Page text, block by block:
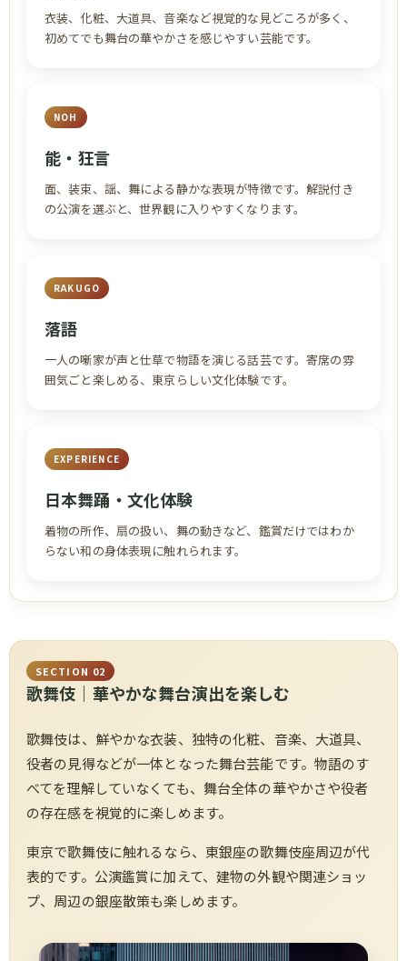
衣装、化粧、大道具、音楽など視覚的な見どころが多く、
初めてでも舞台の華やかさを感じやすい芸能です。
NOH
能・狂言
面、装束、謡、舞による静かな表現が特徴です。解説付き
の公演を選ぶと、世界観に入りやすくなります。
RAKUGO
落語
一人の噺家が声と仕草で物語を演じる話芸です。寄席の雰
囲気ごと楽しめる、東京らしい文化体験です。
EXPERIENCE
日本舞踊・文化体験
着物の所作、扇の扱い、舞の動きなど、鑑賞だけではわか
らない和の身体表現に触れられます。
SECTION 02
歌舞伎｜華やかな舞台演出を楽しむ
歌舞伎は、鮮やかな衣装、独特の化粧、音楽、大道具、
役者の見得などが一体となった舞台芸能です。物語のす
べてを理解していなくても、舞台全体の華やかさや役者
の存在感を視覚的に楽しめます。
東京で歌舞伎に触れるなら、東銀座の歌舞伎座周辺が代
表的です。公演鑑賞に加えて、建物の外観や関連ショッ
プ、周辺の銀座散策も楽しめます。